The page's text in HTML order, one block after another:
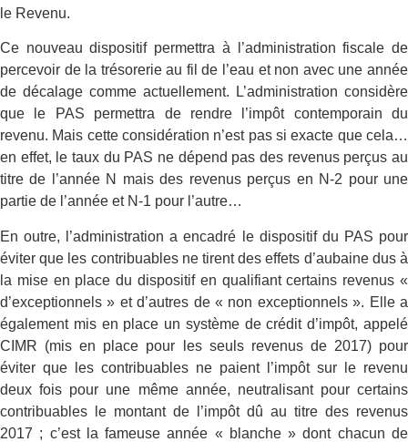
le Revenu.
Ce nouveau dispositif permettra à l’administration fiscale de
percevoir de la trésorerie au fil de l’eau et non avec une année
de décalage comme actuellement. L’administration considère
que le PAS permettra de rendre l’impôt contemporain du
revenu. Mais cette considération n’est pas si exacte que cela…
en effet, le taux du PAS ne dépend pas des revenus perçus au
titre de l’année N mais des revenus perçus en N-2 pour une
partie de l’année et N-1 pour l’autre…
En outre, l’administration a encadré le dispositif du PAS pour
éviter que les contribuables ne tirent des effets d’aubaine dus à
la mise en place du dispositif en qualifiant certains revenus «
d’exceptionnels » et d’autres de « non exceptionnels ». Elle a
également mis en place un système de crédit d’impôt, appelé
CIMR (mis en place pour les seuls revenus de 2017) pour
éviter que les contribuables ne paient l’impôt sur le revenu
deux fois pour une même année, neutralisant pour certains
contribuables le montant de l’impôt dû au titre des revenus
2017 ; c’est la fameuse année « blanche » dont chacun de